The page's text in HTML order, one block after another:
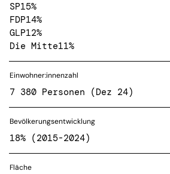
SP15%
FDP14%
GLP12%
Die Mitte11%
Einwohner:innenzahl
7 380 Personen (Dez 24)
Bevölkerungsentwicklung
18% (2015-2024)
Fläche